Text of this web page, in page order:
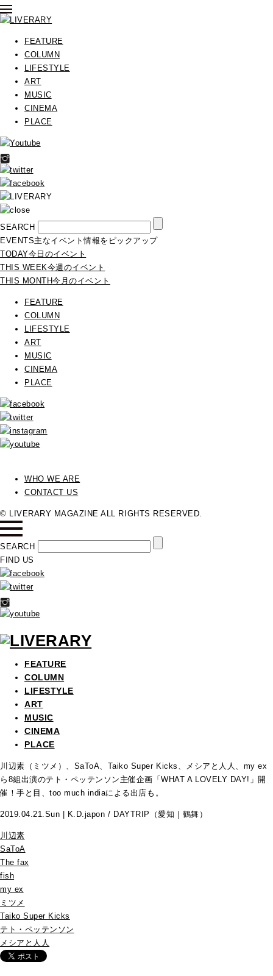
FEATURE
COLUMN
LIFESTYLE
ART
MUSIC
CINEMA
PLACE
SEARCH
EVENTS主なイベント情報をピックアップ
TODAY今日のイベント
THIS WEEK今週のイベント
THIS MONTH今月のイベント
FEATURE
COLUMN
LIFESTYLE
ART
MUSIC
CINEMA
PLACE
WHO WE ARE
CONTACT US
© LIVERARY MAGAZINE ALL RIGHTS RESERVED.
SEARCH
FIND US
FEATURE
COLUMN
LIFESTYLE
ART
MUSIC
CINEMA
PLACE
川辺素（ミツメ）、SaToA、Taiko Super Kicks、メシアと人人、my ex
ら8組出演のテト・ペッテンソン主催企画「WHAT A LOVELY DAY!」開
催！手と目、too much indiaによる出店も。
2019.04.21.Sun | K.D.japon / DAYTRIP（愛知｜鶴舞）
川辺素
SaToA
The fax
fish
my ex
ミツメ
Taiko Super Kicks
テト・ペッテンソン
メシアと人人